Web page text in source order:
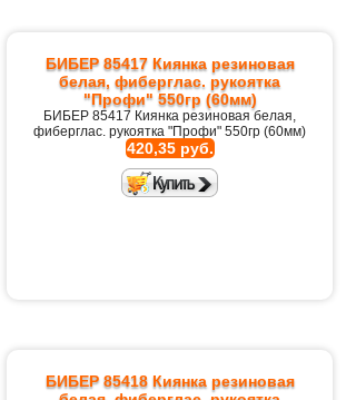
БИБЕР 85417 Киянка резиновая
белая, фиберглас. рукоятка
"Профи" 550гр (60мм)
БИБЕР 85417 Киянка резиновая белая,
фиберглас. рукоятка "Профи" 550гр (60мм)
420,35 руб.
БИБЕР 85418 Киянка резиновая